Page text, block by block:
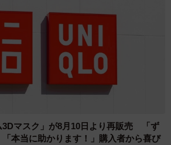
3Dマスク」が8月10日より再販売 「ず
本当に助かります！」購入者から喜び